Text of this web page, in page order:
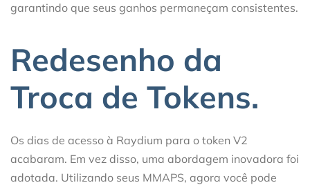
garantindo que seus ganhos permaneçam consistentes.
Redesenho da
Troca de Tokens.
Os dias de acesso à Raydium para o token V2
acabaram. Em vez disso, uma abordagem inovadora foi
adotada. Utilizando seus MMAPS, agora você pode